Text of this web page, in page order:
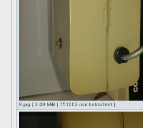
9.jpg [ 2.49 MiB | 751063 mal betrachtet ]